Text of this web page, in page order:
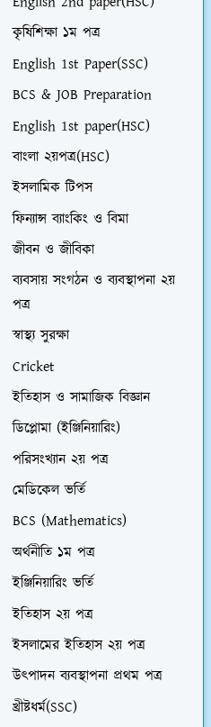
কৃষিশিক্ষা ১ম পত্র
English 1st Paper(SSC)
BCS & JOB Preparation
English 1st paper(HSC)
বাংলা ২য়পত্র(HSC)
ইসলামিক টিপস
ফিন্যান্স ব্যাংকিং ও বিমা
জীবন ও জীবিকা
ব্যবসায় সংগঠন ও ব্যবস্থাপনা ২য়
পত্র
স্বাস্থ্য সুরক্ষা
Cricket
ইতিহাস ও সামাজিক বিজ্ঞান
ডিপ্লোমা (ইঞ্জিনিয়ারিং)
পরিসংখ্যান ২য় পত্র
মেডিকেল ভর্তি
BCS (Mathematics)
অর্থনীতি ১ম পত্র
ইঞ্জিনিয়ারিং ভর্তি
ইতিহাস ২য় পত্র
ইসলামের ইতিহাস ২য় পত্র
উৎপাদন ব্যবস্থাপনা প্রথম পত্র
খ্রীষ্টধর্ম(SSC)